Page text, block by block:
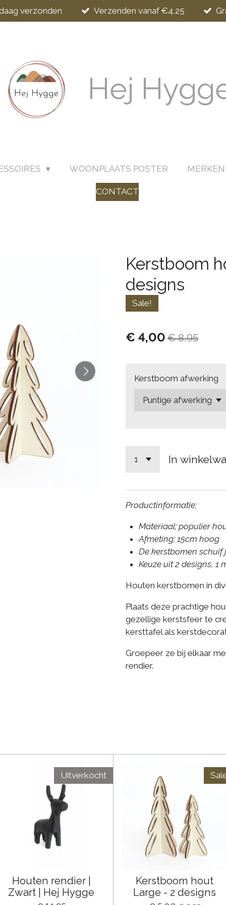
verzonden Verzenden vanaf €4,25
Hej
WOONPLAATS POSTER
CONTACT
Kerstboom
designs
Sale!
€ 4,00 € 8,95
Kerstboom afwerking
In
Productinformatie;
Materiaal; populier
Afmeting; 15cm hoog
De kerstbomen schuif
Keuze uit 2 designs, 1
Houten kerstbomen in
Plaats deze prachtige
gezellige kerstsfeer te
kersttafel als
Groepeer ze bij elkaar
rendier.
Uitverkocht
Houten rendier |
Zwart | Hej Hygge
Kerstboom hout
Large - 2 designs